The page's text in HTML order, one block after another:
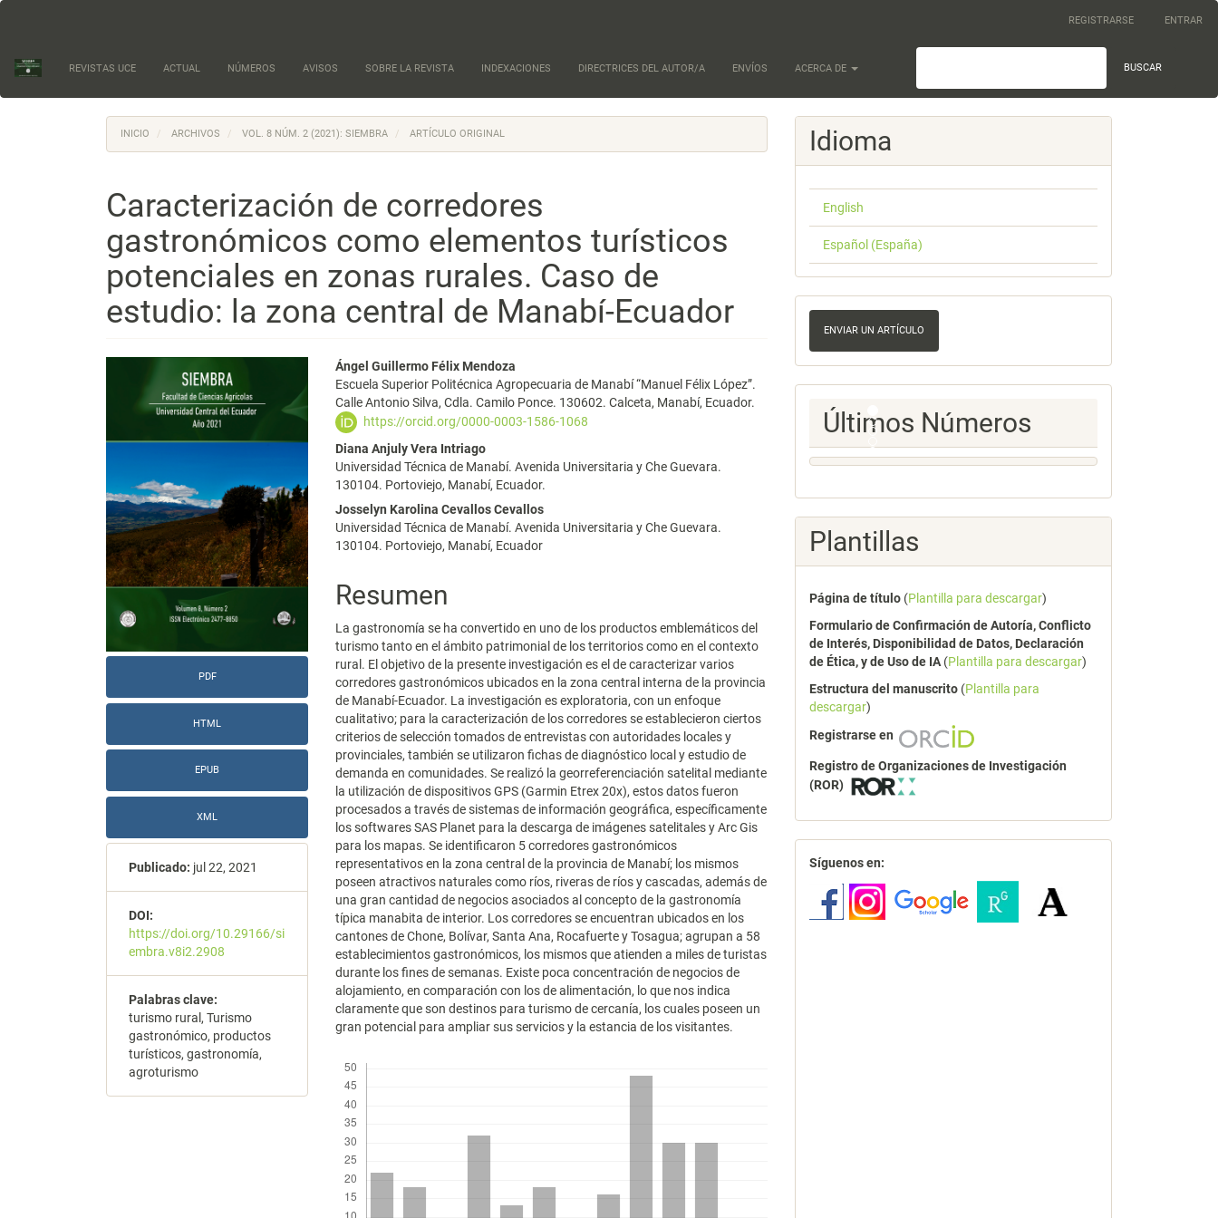
principal
Barra
lateral
REGISTRARSE ENTRAR
REVISTAS UCE ACTUAL NÚMEROS AVISOS SOBRE LA REVISTA INDEXACIONES DIRECTRICES DEL AUTOR/A ENVÍOS ACERCA DE BUSCAR
INICIO ARCHIVOS VOL. 8 NÚM. 2 (2021): SIEMBRA ARTÍCULO ORIGINAL
Caracterización de corredores
gastronómicos como elementos turísticos
potenciales en zonas rurales. Caso de
estudio: la zona central de Manabí-Ecuador
Barra
lateral
PDF
HTML
EPUB
XML
Publicado: jul 22, 2021
DOI:
https://doi.org/10.29166/si
embra.v8i2.2908
Palabras clave:
turismo rural, Turismo
gastronómico, productos
turísticos, gastronomía,
agroturismo
Contenido
principal
del
artículo
Ángel Guillermo Félix Mendoza
Escuela Superior Politécnica Agropecuaria de Manabí “Manuel Félix López”.
Calle Antonio Silva, Cdla. Camilo Ponce. 130602. Calceta, Manabí, Ecuador.
https://orcid.org/0000-0003-1586-1068
Diana Anjuly Vera Intriago
Universidad Técnica de Manabí. Avenida Universitaria y Che Guevara.
130104. Portoviejo, Manabí, Ecuador.
Josselyn Karolina Cevallos Cevallos
Universidad Técnica de Manabí. Avenida Universitaria y Che Guevara.
130104. Portoviejo, Manabí, Ecuador
Resumen
La gastronomía se ha convertido en uno de los productos emblemáticos del
turismo tanto en el ámbito patrimonial de los territorios como en el contexto
rural. El objetivo de la presente investigación es el de caracterizar varios
corredores gastronómicos ubicados en la zona central interna de la provincia
de Manabí-Ecuador. La investigación es exploratoria, con un enfoque
cualitativo; para la caracterización de los corredores se establecieron ciertos
criterios de selección tomados de entrevistas con autoridades locales y
provinciales, también se utilizaron fichas de diagnóstico local y estudio de
demanda en comunidades. Se realizó la georreferenciación satelital mediante
la utilización de dispositivos GPS (Garmin Etrex 20x), estos datos fueron
procesados a través de sistemas de información geográfica, específicamente
los softwares SAS Planet para la descarga de imágenes satelitales y Arc Gis
para los mapas. Se identificaron 5 corredores gastronómicos
representativos en la zona central de la provincia de Manabí; los mismos
poseen atractivos naturales como ríos, riveras de ríos y cascadas, además de
una gran cantidad de negocios asociados al concepto de la gastronomía
típica manabita de interior. Los corredores se encuentran ubicados en los
cantones de Chone, Bolívar, Santa Ana, Rocafuerte y Tosagua; agrupan a 58
establecimientos gastronómicos, los mismos que atienden a miles de turistas
durante los fines de semanas. Existe poca concentración de negocios de
alojamiento, en comparación con los de alimentación, lo que nos indica
claramente que son destinos para turismo de cercanía, los cuales poseen un
gran potencial para ampliar sus servicios y la estancia de los visitantes.
Idioma
English
Español (España)
Enviar
un
artículo
ENVIAR UN ARTÍCULO
Ultimos
Numeros
Últimos Números
Plantillas
Página de título (Plantilla para descargar)
Formulario de Confirmación de Autoría, Conflicto
de Interés, Disponibilidad de Datos, Declaración
de Ética, y de Uso de IA (Plantilla para descargar)
Estructura del manuscrito (Plantilla para
descargar)
Registrarse en
Registro de Organizaciones de Investigación
(ROR)
redes
Síguenos en: